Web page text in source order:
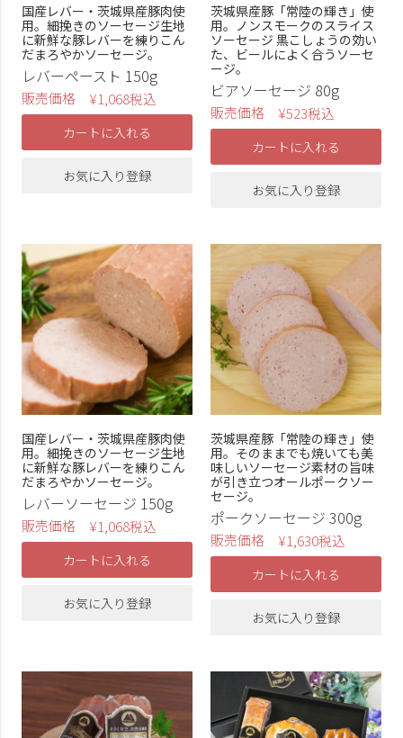
国産レバー・茨城県産豚肉使
用。細挽きのソーセージ生地
に新鮮な豚レバーを練りこん
だまろやかソーセージ。
レバーペースト 150g
販売価格 ¥1,068税込
カートに入れる
お気に入り登録
茨城県産豚「常陸の輝き」使
用。ノンスモークのスライス
ソーセージ 黒こしょうの効い
た、ビールによく合うソーセ
ージ。
ビアソーセージ 80g
販売価格 ¥523税込
カートに入れる
お気に入り登録
国産レバー・茨城県産豚肉使
用。細挽きのソーセージ生地
に新鮮な豚レバーを練りこん
だまろやかソーセージ。
レバーソーセージ 150g
販売価格 ¥1,068税込
カートに入れる
お気に入り登録
茨城県産豚「常陸の輝き」使
用。そのままでも焼いても美
味しいソーセージ素材の旨味
が引き立つオールポークソー
セージ。
ポークソーセージ 300g
販売価格 ¥1,630税込
カートに入れる
お気に入り登録